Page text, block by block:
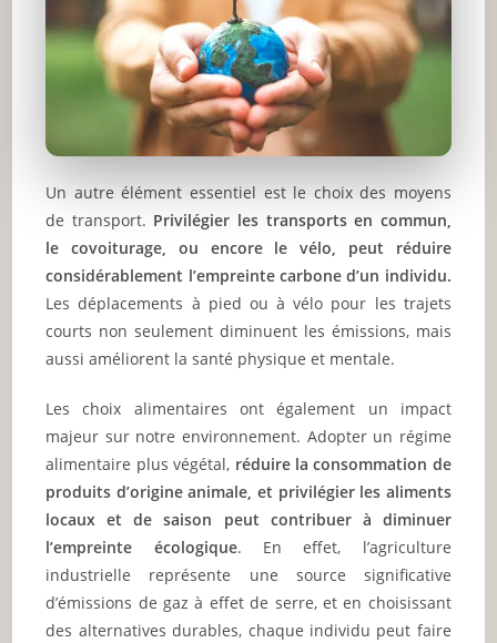
Un autre élément essentiel est le choix des moyens
de transport. Privilégier les transports en commun,
le covoiturage, ou encore le vélo, peut réduire
considérablement l’empreinte carbone d’un individu.
Les déplacements à pied ou à vélo pour les trajets
courts non seulement diminuent les émissions, mais
aussi améliorent la santé physique et mentale.
Les choix alimentaires ont également un impact
majeur sur notre environnement. Adopter un régime
alimentaire plus végétal, réduire la consommation de
produits d’origine animale, et privilégier les aliments
locaux et de saison peut contribuer à diminuer
l’empreinte écologique. En effet, l’agriculture
industrielle représente une source significative
d’émissions de gaz à effet de serre, et en choisissant
des alternatives durables, chaque individu peut faire